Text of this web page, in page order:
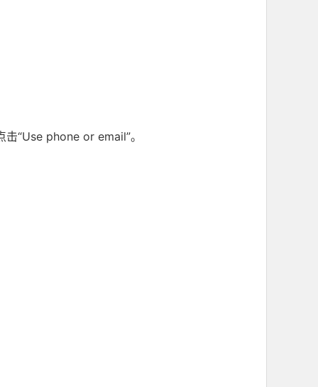
“Use phone or email”。